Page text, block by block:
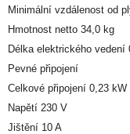
Minimální vzdálenost od
Hmotnost netto 34,0 kg
Délka elektrického vedení
Pevné připojení
Celkové připojení 0,23 kW
Napětí 230 V
Jištění 10 A